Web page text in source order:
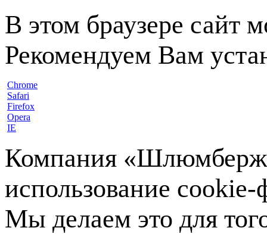
В этом браузере сайт
Рекомендуем Вам
Chrome
Safari
Firefox
Opera
IE
Компания
использование
Мы делаем это для